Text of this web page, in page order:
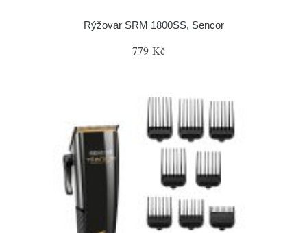
Rýžovar SRM 1800SS, Sencor
779 Kč